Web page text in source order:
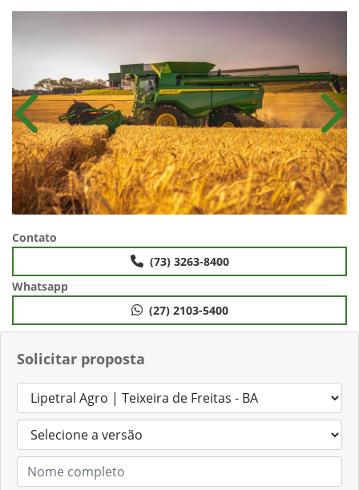
Solicitar proposta
Anterior
Contato
(73) 3263-8400
Whatsapp
(27) 2103-5400